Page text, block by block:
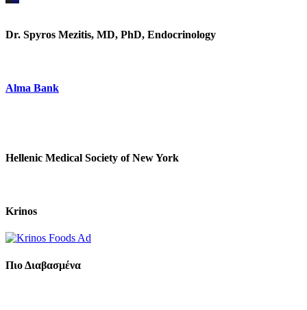
Dr. Spyros Mezitis, MD, PhD, Endocrinology
Alma Bank
Hellenic Medical Society of New York
Krinos
Πιο Διαβασμένα